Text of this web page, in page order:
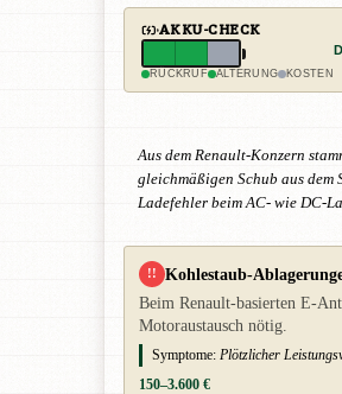
AKKU-CHECK
RÜCKRUF ALTERUNG KOSTEN
Aus dem Renault-Konzern
gleichmäßigen Schub aus
Ladefehler beim AC- wie DC-
!! Kohlestaub-
Beim Renault-basierten E-
Motoraustausch nötig.
Symptome: Plötzlicher
150–3.600 €